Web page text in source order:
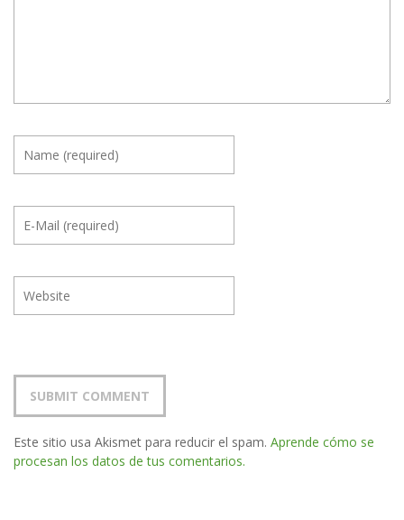
Este sitio usa Akismet para reducir el spam. Aprende cómo se
procesan los datos de tus comentarios.